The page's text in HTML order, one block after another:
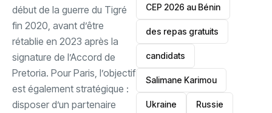
début de la guerre du Tigré
fin 2020, avant d’être
rétablie en 2023 après la
signature de l’Accord de
Pretoria. Pour Paris, l’objectif
est également stratégique :
disposer d’un partenaire
‎CEP 2026 au Bénin
des repas gratuits
candidats
Salimane Karimou
Ukraine Russie